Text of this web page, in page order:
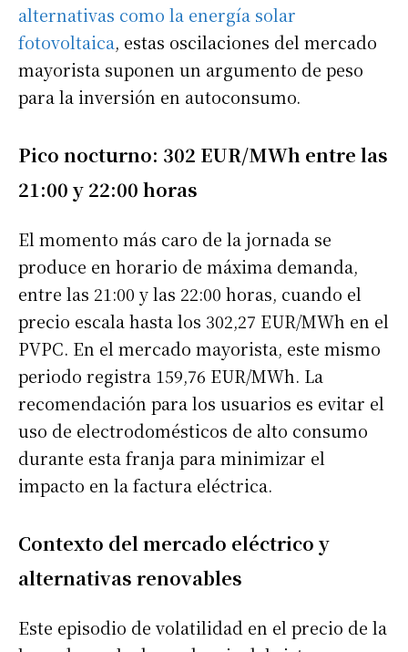
alternativas como la energía solar
fotovoltaica, estas oscilaciones del mercado
mayorista suponen un argumento de peso
para la inversión en autoconsumo.
Pico nocturno: 302 EUR/MWh entre las
21:00 y 22:00 horas
El momento más caro de la jornada se
produce en horario de máxima demanda,
entre las 21:00 y las 22:00 horas, cuando el
precio escala hasta los 302,27 EUR/MWh en el
PVPC. En el mercado mayorista, este mismo
periodo registra 159,76 EUR/MWh. La
recomendación para los usuarios es evitar el
uso de electrodomésticos de alto consumo
durante esta franja para minimizar el
impacto en la factura eléctrica.
Contexto del mercado eléctrico y
alternativas renovables
Este episodio de volatilidad en el precio de la